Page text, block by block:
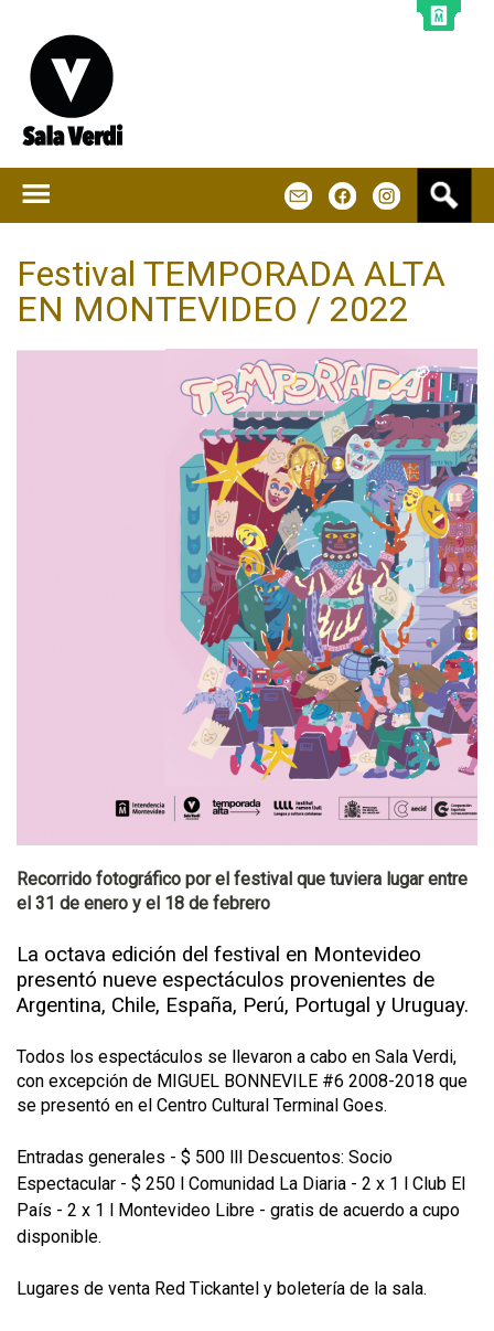
Festival TEMPORADA ALTA
EN MONTEVIDEO / 2022
Recorrido fotográfico por el festival que tuviera lugar entre
el 31 de enero y el 18 de febrero
La octava edición del festival en Montevideo
presentó nueve espectáculos provenientes de
Argentina, Chile, España, Perú, Portugal y Uruguay.
Todos los espectáculos se llevaron a cabo en Sala Verdi,
con excepción de MIGUEL BONNEVILE #6 2008-2018 que
se presentó en el Centro Cultural Terminal Goes.
Entradas generales - $ 500 lll Descuentos: Socio
Espectacular - $ 250 l Comunidad La Diaria - 2 x 1 l Club El
País - 2 x 1 l Montevideo Libre - gratis de acuerdo a cupo
disponible.
Lugares de venta Red Tickantel y boletería de la sala.
s
a